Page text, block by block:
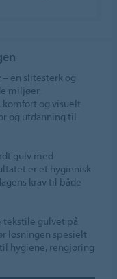
en slitesterk og
miljøer.
komfort og visuelt
og utdanning til
gulv med
er et hygienisk
krav til både
tekstile gulvet på
løsningen spesielt
hygiene, rengjøring